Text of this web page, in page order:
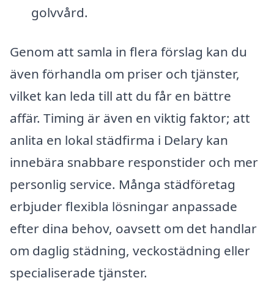
golvvård.
Genom att samla in flera förslag kan du
även förhandla om priser och tjänster,
vilket kan leda till att du får en bättre
affär. Timing är även en viktig faktor; att
anlita en lokal städfirma i Delary kan
innebära snabbare responstider och mer
personlig service. Många städföretag
erbjuder flexibla lösningar anpassade
efter dina behov, oavsett om det handlar
om daglig städning, veckostädning eller
specialiserade tjänster.